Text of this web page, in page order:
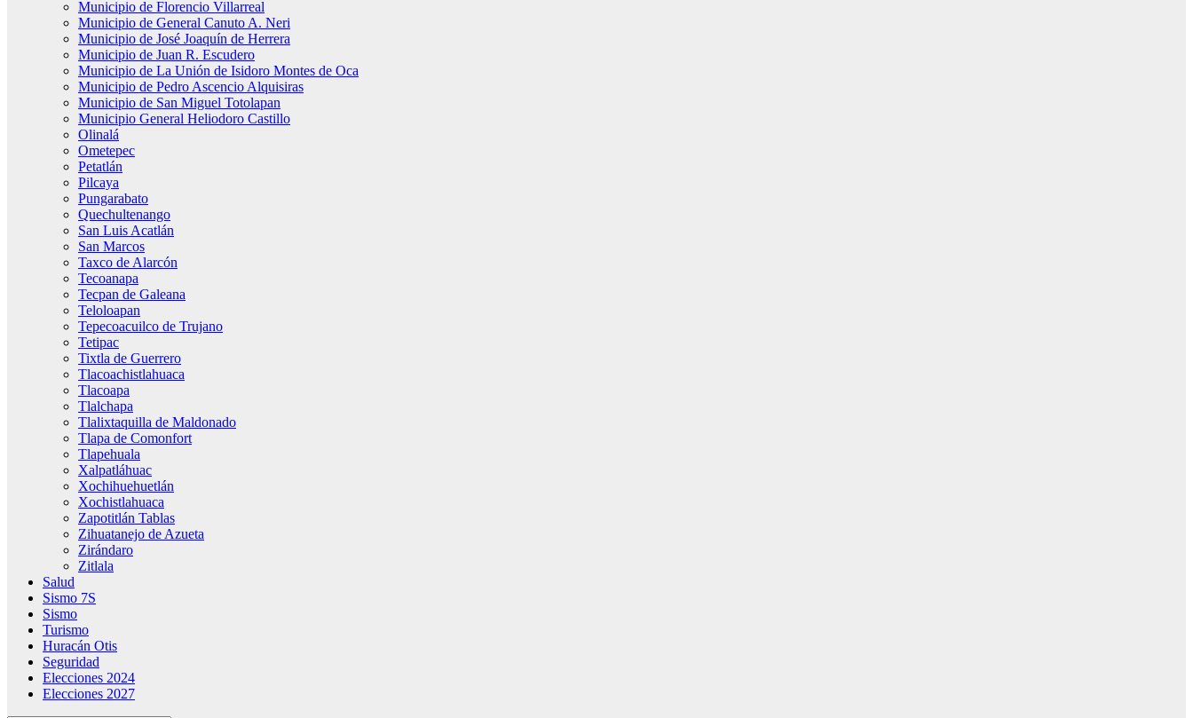
Municipio de Florencio Villarreal
Municipio de General Canuto A. Neri
Municipio de José Joaquín de Herrera
Municipio de Juan R. Escudero
Municipio de La Unión de Isidoro Montes de Oca
Municipio de Pedro Ascencio Alquisiras
Municipio de San Miguel Totolapan
Municipio General Heliodoro Castillo
Olinalá
Ometepec
Petatlán
Pilcaya
Pungarabato
Quechultenango
San Luis Acatlán
San Marcos
Taxco de Alarcón
Tecoanapa
Tecpan de Galeana
Teloloapan
Tepecoacuilco de Trujano
Tetipac
Tixtla de Guerrero
Tlacoachistlahuaca
Tlacoapa
Tlalchapa
Tlalixtaquilla de Maldonado
Tlapa de Comonfort
Tlapehuala
Xalpatláhuac
Xochihuehuetlán
Xochistlahuaca
Zapotitlán Tablas
Zihuatanejo de Azueta
Zirándaro
Zitlala
Salud
Sismo 7S
Sismo
Turismo
Huracán Otis
Seguridad
Elecciones 2024
Elecciones 2027